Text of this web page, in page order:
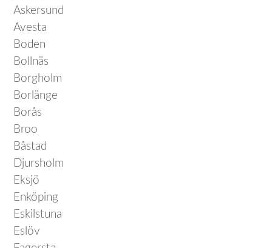
Askersund
Avesta
Boden
Bollnäs
Borgholm
Borlänge
Borås
Broo
Båstad
Djursholm
Eksjö
Enköping
Eskilstuna
Eslöv